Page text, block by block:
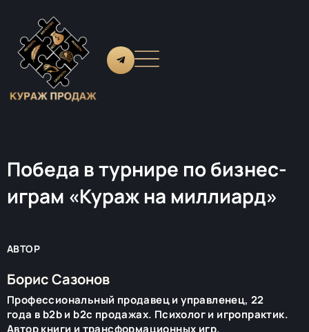
Победа в турнире по бизнес-
играм «Кураж на миллиард»
АВТОР
Борис Сазонов
Профессиональный продавец и управленец, 22
года в b2b и b2c продажах. Психолог и игропрактик.
Автор книги и трансформационных игр.